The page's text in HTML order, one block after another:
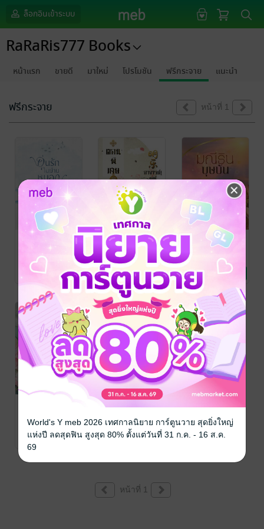
ล็อกอินเข้าระบบ
RaRaRis777 Books
หน้าแรก ขายดี มาใหม่ โปรโมชัน ฟรีกระจาย แนะนำ
ฟรีกระจาย หน้าที่ 1
อุ่นรักในม่าน
ไนยาดา/
RaRaRis777
Books
นิยายรัก
199 Rating
[ตอนพิเศษ] 明
乐 อาจารย์!
ชาตินี้ข้าไม่ขอ
เป็นศิษย์ท่านอีก
彩 晨 ไฉ่เฉิน
RaRaRis777
Books
นิยายรัก
16 Rating
มณีธินบุษบัน
/
RaRaRis777
นิยายโรมานซ์
14 Rating
แม่ทัพ
蓝鲸 หลานจิง/
RaRaRis777
Books
นิยายรักจีนโบราณ
SPECIAL
ด้วยเหตุไฉนข้า
ถึงเกิดใหม่เป็น
彩 晨 ไฉ่เฉิน/
RaRaRis777
นิยายรักจีนโบราณ
หน้าที่ 1
World's Y meb 2026 เทศกาลนิยาย การ์ตูนวาย สุดยิ่งใหญ่
แห่งปี ลดสุดฟิน สูงสุด 80% ตั้งแต่วันที่ 31 ก.ค. - 16 ส.ค.
69